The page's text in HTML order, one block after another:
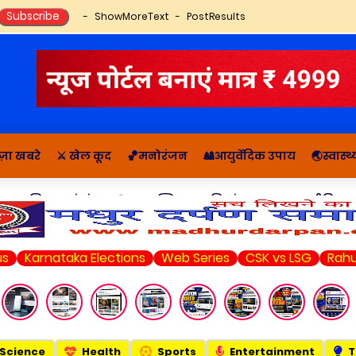
ShowMoreText PostResults
खबरे ⚔️ खेल कूद 🏀मनोरंजन 🎎आयुर्वेदिक उपाय
🔬राशिफल, पंचांग 📚आध्यात्मिक कहानियां व ज्ञान राजनीति
Elections Web Series CSK vs LSG Rahul
Science Health Sports Entertainment